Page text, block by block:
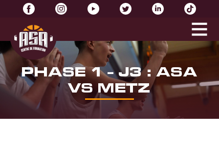
PHASE 1 - J3 : ASA
VS METZ